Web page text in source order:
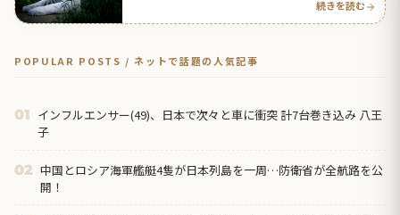
続きを読む
POPULAR POSTS / ネットで話題の人気記事
01 インフルエンサー(49)、日本で次々と車に衝突 計7台巻き込み 八王
子
02 中国とロシア海軍艦艇4隻が日本列島を一周…防衛省が全航路を公
開！